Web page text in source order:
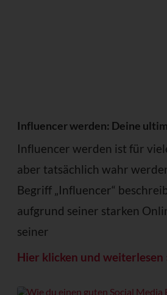
Influencer werden: Deine
Influencer werden ist für
aber tatsächlich wahr
Begriff „Influencer“
aufgrund seiner starken
seiner
Hier klicken und weiterlesen